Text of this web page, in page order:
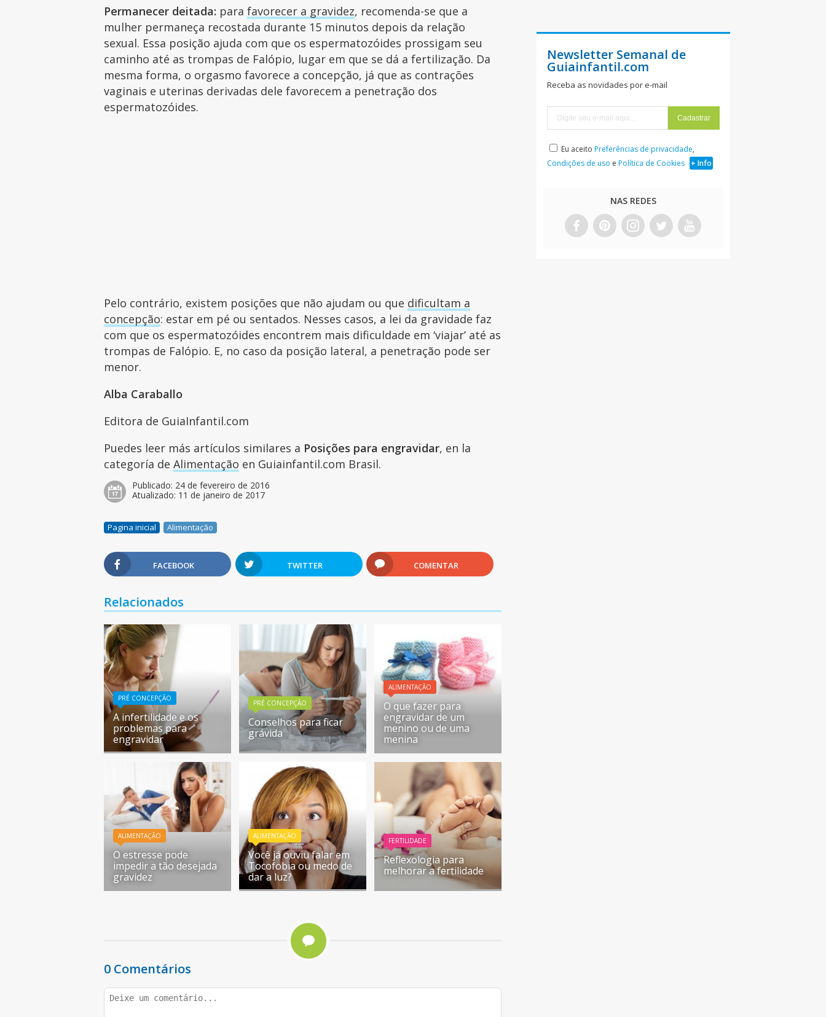
Permanecer deitada: parafavorecer a gravidez, recomenda-se que a
mulher permaneça recostada durante 15 minutos depois da relação
sexual. Essa posição ajuda com que os espermatozóides prossigam seu
caminho até as trompas de Falópio, lugar em que se dá a fertilização. Da
mesma forma, o orgasmo favorece a concepção, já que as contrações
vaginais e uterinas derivadas dele favorecem a penetração dos
espermatozóides.
Pelo contrário, existem posições que não ajudam ou que dificultam a
concepção: estar em pé ou sentados. Nesses casos, a lei da gravidade faz
com que os espermatozóides encontrem mais dificuldade em ‘viajar’ até as
trompas de Falópio. E, no caso da posição lateral, a penetração pode ser
menor.
Alba Caraballo
Editora de GuiaInfantil.com
Puedes leer más artículos similares a Posições para engravidar, en la
categoría deAlimentação en Guiainfantil.com Brasil.
Publicado: 24 de fevereiro de 2016
Atualizado: 11 de janeiro de 2017
Pagina inicial Alimentação
FACEBOOK TWITTER COMENTAR
Relacionados
PRÉ CONCEPÇÃO
A infertilidade e os
problemas para
engravidar
PRÉ CONCEPÇÃO
Conselhos para ficar
grávida
ALIMENTAÇÃO
O que fazer para
engravidar de um
menino ou de uma
menina
ALIMENTAÇÃO
O estresse pode
impedir a tão desejada
gravidez
ALIMENTAÇÃO
Você já ouviu falar em
Tocofobia ou medo de
dar a luz?
FERTILIDADE
Reflexologia para
melhorar a fertilidade
0 Comentários
Newsletter Semanal de
Guiainfantil.com
Receba as novidades por e-mail
Eu aceito Preferências de privacidade,
Condições de uso e Política de Cookies + Info
NAS REDES